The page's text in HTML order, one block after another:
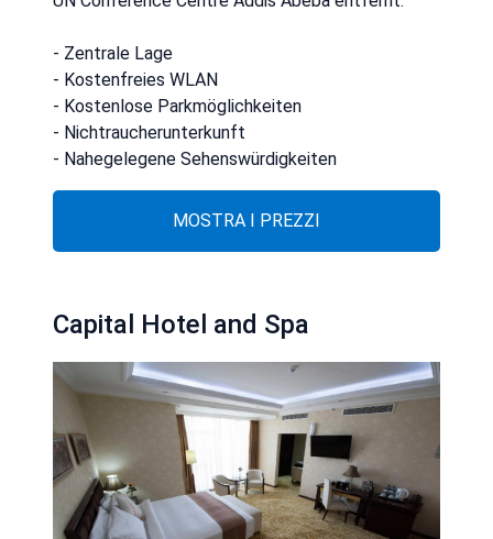
- Zentrale Lage
- Kostenfreies WLAN
- Kostenlose Parkmöglichkeiten
- Nichtraucherunterkunft
- Nahegelegene Sehenswürdigkeiten
MOSTRA I PREZZI
Capital Hotel and Spa